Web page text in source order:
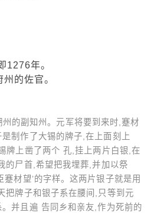
年。
的佐官。
副知州。元军将要到来时,蹇材
制作了大锡的牌子,在上面刻上
牌上凿了两个 孔,挂上两片白银,在
的尸首,希望把我埋葬,并加以祭
蹇材望’的字样。这两片银子就是用
把牌子和银子系在腰间,只等到元
并且遍 告同乡和亲友,作为死前的